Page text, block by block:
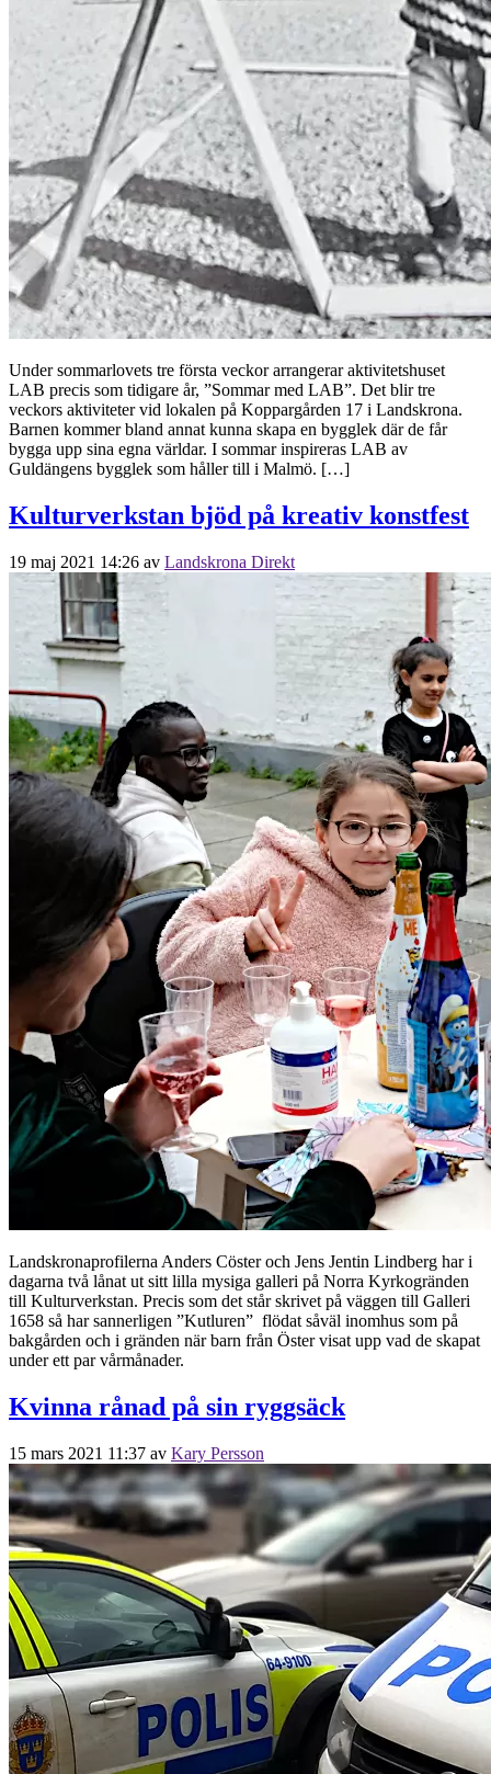
Under sommarlovets tre första veckor arrangerar aktivitetshuset
LAB precis som tidigare år, ”Sommar med LAB”. Det blir tre
veckors aktiviteter vid lokalen på Koppargården 17 i Landskrona.
Barnen kommer bland annat kunna skapa en bygglek där de får
bygga upp sina egna världar. I sommar inspireras LAB av
Guldängens bygglek som håller till i Malmö. […]
Kulturverkstan bjöd på kreativ konstfest
19 maj 2021 14:26 av Landskrona Direkt
Landskronaprofilerna Anders Cöster och Jens Jentin Lindberg har i
dagarna två lånat ut sitt lilla mysiga galleri på Norra Kyrkogränden
till Kulturverkstan. Precis som det står skrivet på väggen till Galleri
1658 så har sannerligen ”Kutluren” flödat såväl inomhus som på
bakgården och i gränden när barn från Öster visat upp vad de skapat
under ett par vårmånader.
Kvinna rånad på sin ryggsäck
15 mars 2021 11:37 av Kary Persson